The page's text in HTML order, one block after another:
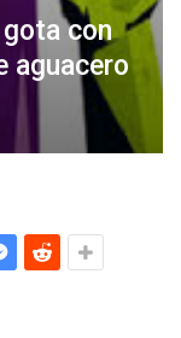
gota con
aguacero